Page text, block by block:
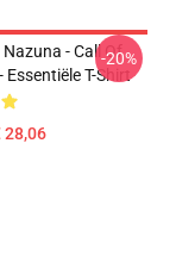
- Call Of
Essentiële T-Shirt
28,06
-20%